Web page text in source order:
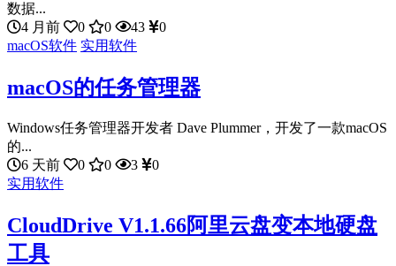
数据...
4 月前
0 0 43
0
macOS软件 实用软件
macOS的任务管理器
Windows任务管理器开发者 Dave Plummer，开发了一款macOS
的...
6 天前
0 0 3
0
实用软件
CloudDrive V1.1.66阿里云盘变本地硬盘
工具